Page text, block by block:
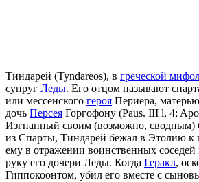
Тиндарей (Tyndareos), в греческой
супруг Леды. Его отцом называют
или мессенского героя Периера,
дочь Персея Горгофону (Paus. III l, 4;
Изгнанный своим (возможно, сводным)
из Спарты, Тиндарей бежал в Этолию
ему в отражении воинственных соседей
руку его дочери Леды. Когда Геракл,
Гиппокоонтом, убил его вместе с